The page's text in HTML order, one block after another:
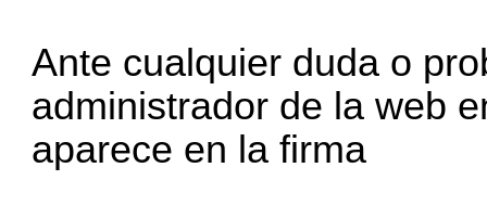
Ante cualquier duda o
administrador de la web
aparece en la firma